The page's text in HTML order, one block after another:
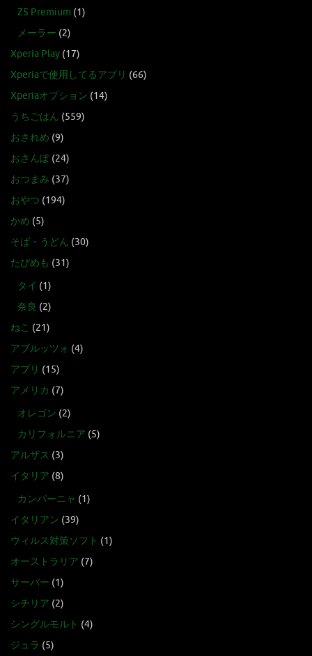
Z5 Premium (1)
メーラー (2)
Xperia Play (17)
Xperiaで使用してるアプリ (66)
Xperiaオプション (14)
うちごはん (559)
おされめ (9)
おさんぽ(24)
おつまみ (37)
おやつ (194)
かめ (5)
そば・うどん (30)
たびめも (31)
タイ (1)
奈良 (2)
ねこ (21)
アブルッツォ (4)
アプリ (15)
アメリカ (7)
オレゴン (2)
カリフォルニア (5)
アルザス (3)
イタリア (8)
カンパーニャ (1)
イタリアン (39)
ウィルス対策ソフト (1)
オーストラリア (7)
サーバー (1)
シチリア (2)
シングルモルト (4)
ジュラ (5)